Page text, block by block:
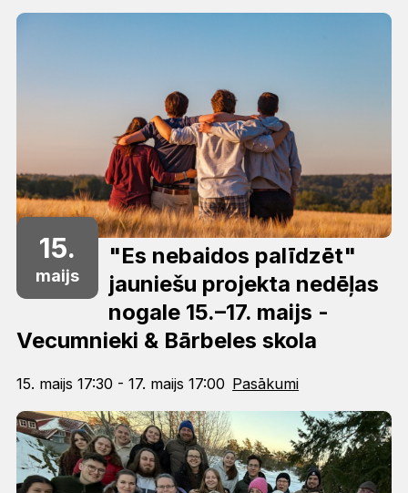
15.
maijs
"Es nebaidos palīdzēt"
jauniešu projekta nedēļas
nogale 15.–17. maijs -
Vecumnieki & Bārbeles skola
15. maijs 17:30 - 17. maijs 17:00 Pasākumi